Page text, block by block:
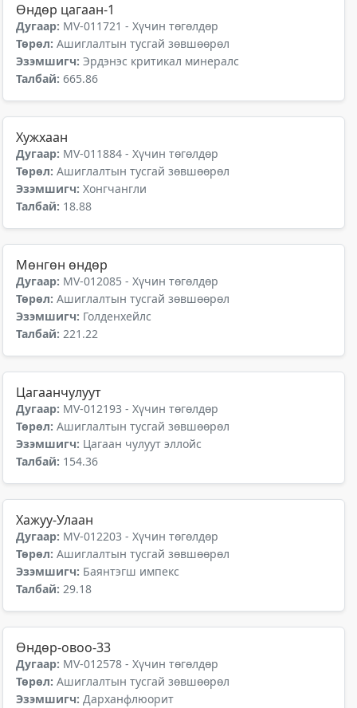
Өндөр цагаан-1
Дугаар: MV-011721 - Хүчин төгөлдөр
Төрөл: Ашиглалтын тусгай зөвшөөрөл
Эзэмшигч: Эрдэнэс критикал минералс
Талбай: 665.86
Хужхаан
Дугаар: MV-011884 - Хүчин төгөлдөр
Төрөл: Ашиглалтын тусгай зөвшөөрөл
Эзэмшигч: Хонгчангли
Талбай: 18.88
Мөнгөн өндөр
Дугаар: MV-012085 - Хүчин төгөлдөр
Төрөл: Ашиглалтын тусгай зөвшөөрөл
Эзэмшигч: Голденхейлс
Талбай: 221.22
Цагаанчулуут
Дугаар: MV-012193 - Хүчин төгөлдөр
Төрөл: Ашиглалтын тусгай зөвшөөрөл
Эзэмшигч: Цагаан чулуут эллойс
Талбай: 154.36
Хажуу-Улаан
Дугаар: MV-012203 - Хүчин төгөлдөр
Төрөл: Ашиглалтын тусгай зөвшөөрөл
Эзэмшигч: Баянтэгш импекс
Талбай: 29.18
Өндөр-овоо-33
Дугаар: MV-012578 - Хүчин төгөлдөр
Төрөл: Ашиглалтын тусгай зөвшөөрөл
Эзэмшигч: Дарханфлюорит